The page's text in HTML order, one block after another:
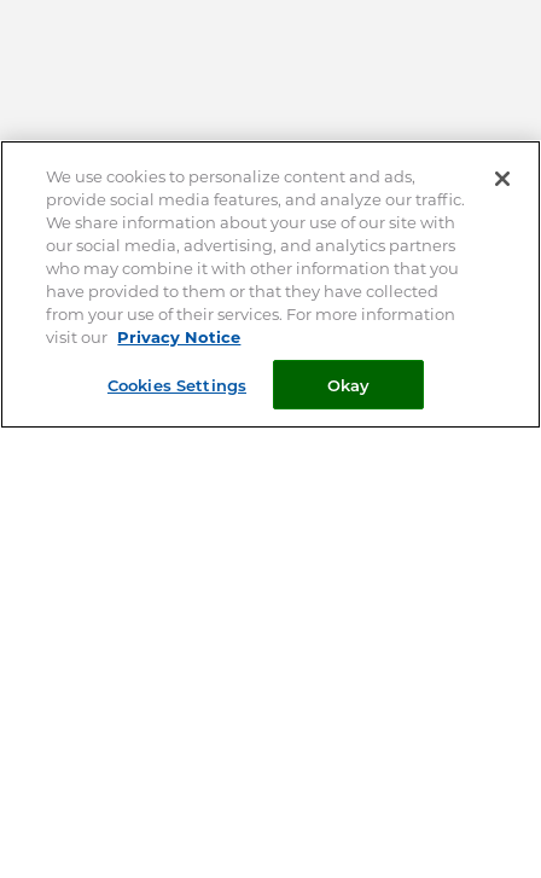
We use cookies to personalize content and ads,
provide social media features, and analyze our traffic.
We share information about your use of our site with
our social media, advertising, and analytics partners
who may combine it with other information that you
have provided to them or that they have collected
from your use of their services. For more information
visit our Privacy Notice
Cookies Settings Okay